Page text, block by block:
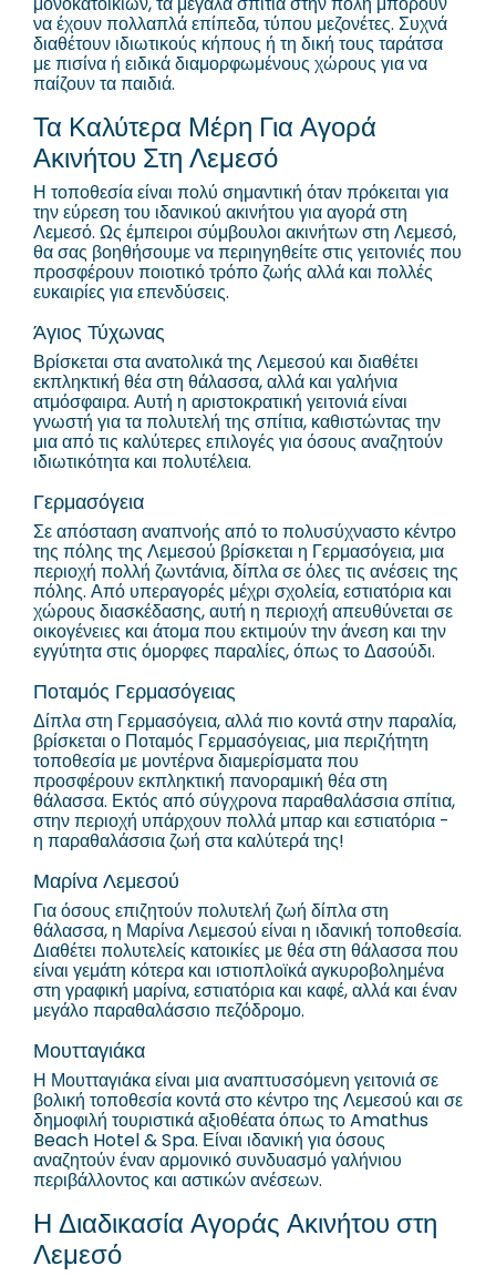
να έχουν πολλαπλά επίπεδα, τύπου μεζονέτες. Συχνά
διαθέτουν ιδιωτικούς κήπους ή τη δική τους ταράτσα
με πισίνα ή ειδικά διαμορφωμένους χώρους για να
παίζουν τα παιδιά.
Τα Καλύτερα Μέρη Για Αγορά
Ακινήτου Στη Λεμεσό
Η τοποθεσία είναι πολύ σημαντική όταν πρόκειται για
την εύρεση του ιδανικού ακινήτου για αγορά στη
Λεμεσό. Ως έμπειροι σύμβουλοι ακινήτων στη Λεμεσό,
θα σας βοηθήσουμε να περιηγηθείτε στις γειτονιές που
προσφέρουν ποιοτικό τρόπο ζωής αλλά και πολλές
ευκαιρίες για επενδύσεις.
Άγιος Τύχωνας
Βρίσκεται στα ανατολικά της Λεμεσού και διαθέτει
εκπληκτική θέα στη θάλασσα, αλλά και γαλήνια
ατμόσφαιρα. Αυτή η αριστοκρατική γειτονιά είναι
γνωστή για τα πολυτελή της σπίτια, καθιστώντας την
μια από τις καλύτερες επιλογές για όσους αναζητούν
ιδιωτικότητα και πολυτέλεια.
Γερμασόγεια
Σε απόσταση αναπνοής από το πολυσύχναστο κέντρο
της πόλης της Λεμεσού βρίσκεται η Γερμασόγεια, μια
περιοχή πολλή ζωντάνια, δίπλα σε όλες τις ανέσεις της
πόλης. Από υπεραγορές μέχρι σχολεία, εστιατόρια και
χώρους διασκέδασης, αυτή η περιοχή απευθύνεται σε
οικογένειες και άτομα που εκτιμούν την άνεση και την
εγγύτητα στις όμορφες παραλίες, όπως το Δασούδι.
Ποταμός Γερμασόγειας
Δίπλα στη Γερμασόγεια, αλλά πιο κοντά στην παραλία,
βρίσκεται ο Ποταμός Γερμασόγειας, μια περιζήτητη
τοποθεσία με μοντέρνα διαμερίσματα που
προσφέρουν εκπληκτική πανοραμική θέα στη
θάλασσα. Εκτός από σύγχρονα παραθαλάσσια σπίτια,
στην περιοχή υπάρχουν πολλά μπαρ και εστιατόρια -
η παραθαλάσσια ζωή στα καλύτερά της!
Μαρίνα Λεμεσού
Για όσους επιζητούν πολυτελή ζωή δίπλα στη
θάλασσα, η Μαρίνα Λεμεσού είναι η ιδανική τοποθεσία.
Διαθέτει πολυτελείς κατοικίες με θέα στη θάλασσα που
είναι γεμάτη κότερα και ιστιοπλοϊκά αγκυροβολημένα
στη γραφική μαρίνα, εστιατόρια και καφέ, αλλά και έναν
μεγάλο παραθαλάσσιο πεζόδρομο.
Μουτταγιάκα
Η Μουτταγιάκα είναι μια αναπτυσσόμενη γειτονιά σε
βολική τοποθεσία κοντά στο κέντρο της Λεμεσού και σε
δημοφιλή τουριστικά αξιοθέατα όπως το Amathus
Beach Hotel & Spa. Είναι ιδανική για όσους
αναζητούν έναν αρμονικό συνδυασμό γαλήνιου
περιβάλλοντος και αστικών ανέσεων.
Η Διαδικασία Αγοράς Ακινήτου στη
Λεμεσό